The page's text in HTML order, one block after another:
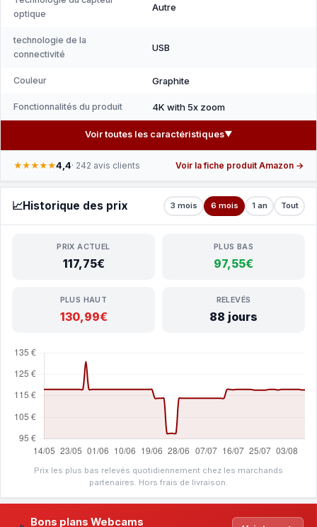
optique
Autre
technologie de la
connectivité
USB
Couleur Graphite
Fonctionnalités du produit 4K with 5x zoom
Voir toutes les caractéristiques▼
★★★★★4,4· 242 avis clients Voir la fiche produit Amazon →
📈Historique des prix 3 mois 6 mois 1 an Tout
PRIX ACTUEL
117,75€
PLUS BAS
97,55€
PLUS HAUT
130,99€
RELEVÉS
88 jours
Prix les plus bas relevés quotidiennement chez les marchands
partenaires. Hors frais de livraison.
Bons plans Webcams